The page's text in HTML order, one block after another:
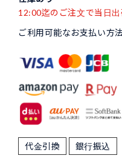
12:00迄のご注文で当日
ご利用可能なお支払い方法
代金引換 銀行振込